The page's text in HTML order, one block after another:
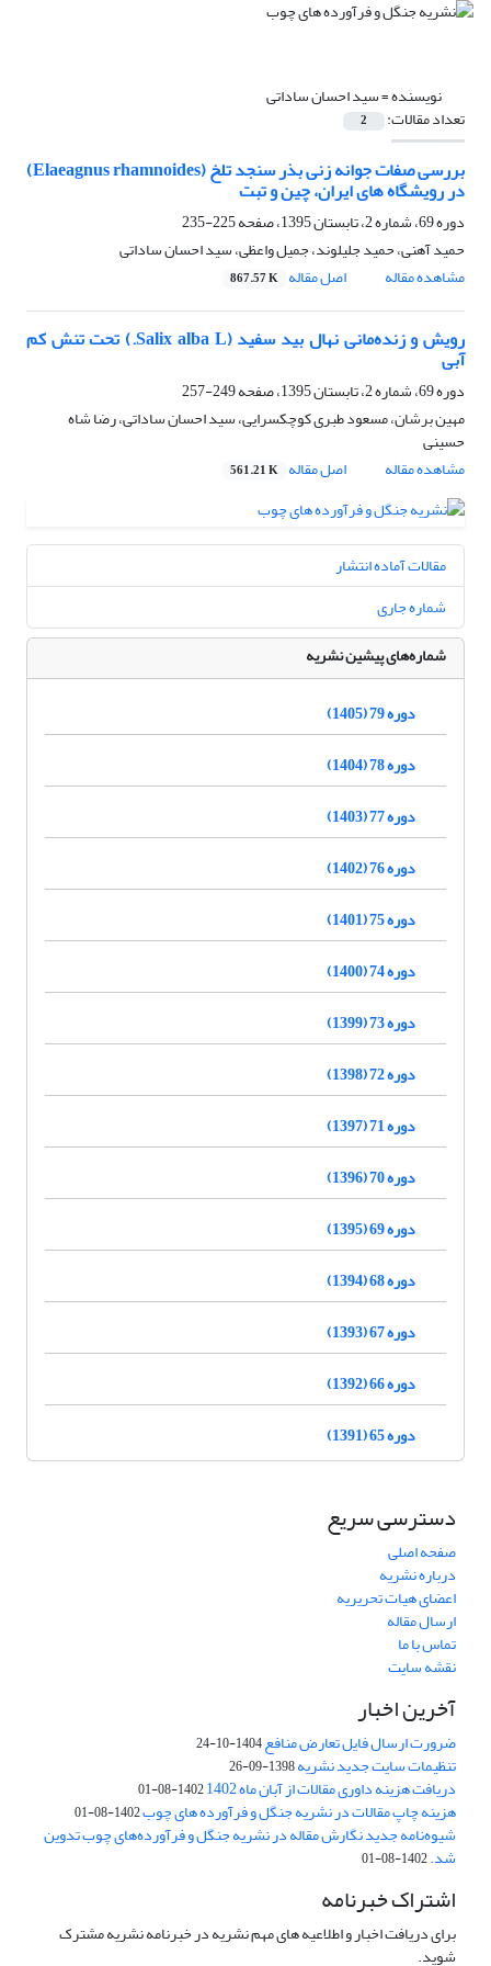
نویسنده =سید احسان ساداتی
تعداد مقالات: 2
بررسی صفات جوانه زنی بذر سنجد تلخ (Elaeagnus rhamnoides)
در رویشگاه های ایران، چین و تبت
دوره 69، شماره 2، تابستان 1395، صفحه
225-235
حمید آهنی، حمید جلیلوند، جمیل واعظی، سید احسان ساداتی
مشاهده مقاله
اصل مقاله 867.57 K
رویش و زنده‌مانی نهال بید سفید (Salix alba L.) تحت تنش کم
آبی
دوره 69، شماره 2، تابستان 1395، صفحه
249-257
مهین برشان، مسعود طبری کوچکسرایی، سید احسان ساداتی، رضا شاه
حسینی
مشاهده مقاله
اصل مقاله 561.21 K
مقالات آماده انتشار
شماره جاری
شماره‌های پیشین نشریه
دوره 79 (1405)
دوره 78 (1404)
دوره 77 (1403)
دوره 76 (1402)
دوره 75 (1401)
دوره 74 (1400)
دوره 73 (1399)
دوره 72 (1398)
دوره 71 (1397)
دوره 70 (1396)
دوره 69 (1395)
دوره 68 (1394)
دوره 67 (1393)
دوره 66 (1392)
دوره 65 (1391)
دسترسی سریع
صفحه اصلی
درباره نشریه
اعضای هیات تحریریه
ارسال مقاله
تماس با ما
نقشه سایت
آخرین اخبار
ضرورت ارسال فایل تعارض منافع1404-10-24
تنظیمات سایت جدید نشریه1398-09-26
دریافت هزینه داوری مقالات از آبان ماه 1402 1402-08-01
هزینه چاپ مقالات در نشریه جنگل و فرآورده های چوب1402-08-01
شیوه‌نامه جدید نگارش مقاله در نشریه جنگل و فرآورده‌های چوب تدوین
شد.1402-08-01
اشتراک خبرنامه
برای دریافت اخبار و اطلاعیه های مهم نشریه در خبرنامه نشریه مشترک
شوید.